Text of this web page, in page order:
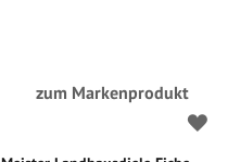
zum Markenprodukt